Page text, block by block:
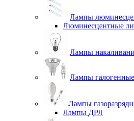
Лампы
Люминесцентные
Лампы
Лампы галогенные
Лампы
Лампы ДРЛ